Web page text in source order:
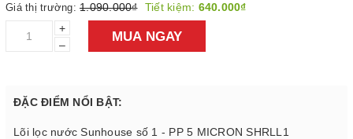
Giá thị trường: 1.090.000₫ Tiết kiệm: 640.000₫
+
–
MUA NGAY
ĐẶC ĐIỂM NỔI BẬT:
Lõi lọc nước Sunhouse số 1 - PP 5 MICRON SHRLL1